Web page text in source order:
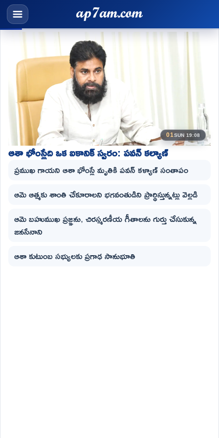
01SUN 19:08
ఆశా భోంస్లేది ఒక ఐకానిక్ స్వరం: పవన్ కల్యాణ్
ప్రముఖ గాయని ఆశా భోంస్లే మృతికి పవన్ కళ్యాణ్ సంతాపం
ఆమె ఆత్మకు శాంతి చేకూరాలని భగవంతుడిని ప్రార్థిస్తున్నట్లు వెల్లడి
ఆమె బహుముఖ ప్రజ్ఞను, చిరస్మరణీయ గీతాలను గుర్తు చేసుకున్న
జనసేనాని
ఆశా కుటుంబ సభ్యులకు ప్రగాఢ సానుభూతి